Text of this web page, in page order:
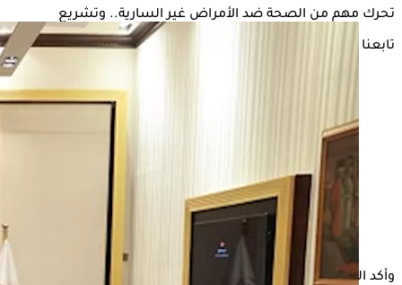
تحرك مهم من الصحة ضد الأمراض غير السارية.. وتشريع
تابعنا على
وأكد الدكتور خالد عبدالغفار، أهمية وضع تشريع يحمي